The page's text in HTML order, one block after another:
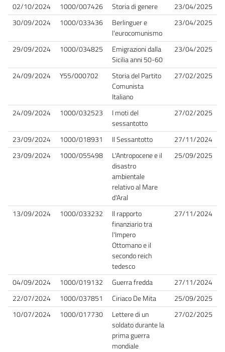
02/10/2024 1000/007426 Storia di genere
23/04/2025
30/09/2024
1000/033436
Berlinguer e
l'eurocomunismo
23/04/2025
29/09/2024 1000/034825
Emigrazioni dalla
Sicilia anni 50-60
23/04/2025
24/09/2024 Y55/000702
Storia del Partito
Comunista
Italiano
27/02/2025
24/09/2024 1000/032523
I moti del
sessantotto
27/02/2025
23/09/2024 1000/018931 Il Sessantotto
27/11/2024
23/09/2024
1000/055498
L'Antropocene e il
disastro
ambientale
relativo al Mare
d'Aral
25/09/2025
13/09/2024 1000/033232
Il rapporto
finanziario tra
l'Impero
Ottomano e il
secondo reich
tedesco
27/11/2024
04/09/2024 1000/019132 Guerra fredda
27/11/2024
22/07/2024
1000/037851 Ciriaco De Mita
25/09/2025
10/07/2024
1000/017730
Lettere di un
soldato durante la
prima guerra
mondiale
27/02/2025